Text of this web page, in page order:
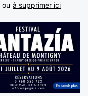
ou à supprimer ici